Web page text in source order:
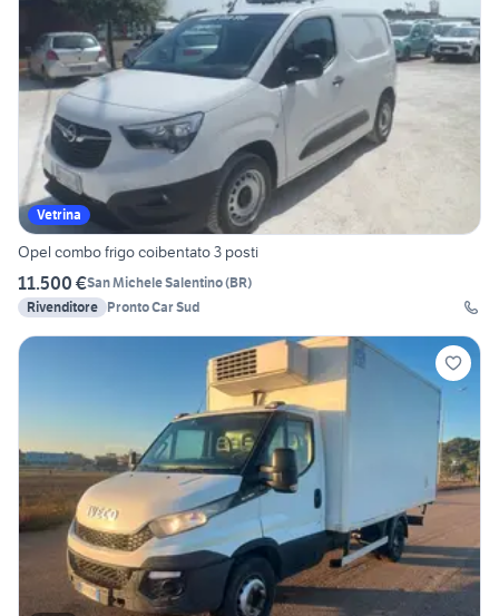
Vetrina
Opel combo frigo coibentato 3 posti
11.500 €San Michele Salentino(BR)
Rivenditore Pronto Car Sud